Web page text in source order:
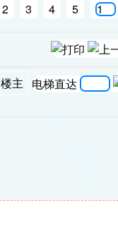
2 3 4 5
电梯直达
楼主